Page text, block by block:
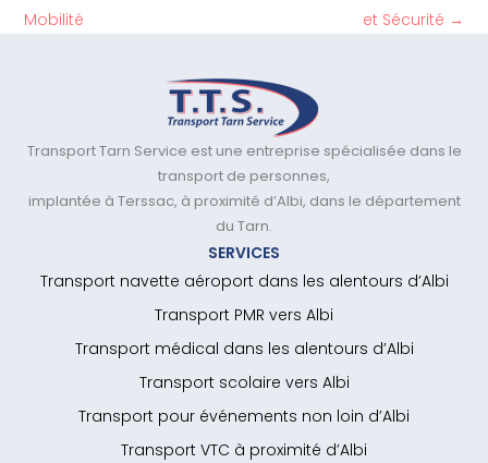
Mobilité
et Sécurité →
Transport Tarn Service est une entreprise spécialisée dans le
transport de personnes,
implantée à Terssac, à proximité d’Albi, dans le département
du Tarn.
SERVICES
Transport navette aéroport dans les alentours d’Albi
Transport PMR vers Albi
Transport médical dans les alentours d’Albi
Transport scolaire vers Albi
Transport pour événements non loin d’Albi
Transport VTC à proximité d’Albi